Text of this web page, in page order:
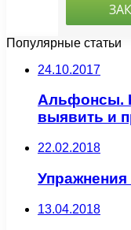
Популярные статьи
24.10.2017
Альфонсы.
выявить и
22.02.2018
Упражнения
13.04.2018